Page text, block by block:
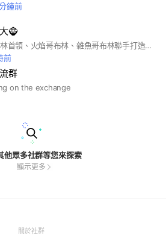
鐘前
🧌
幣圈山洞由哥布林首領、火焰哥布林、雜魚哥布林聯手打造，提供對 加密貨幣、投資理財、AI 等財富秘寶的討論空間。哥布林抱團取暖，一起變強！ #迷因 #加密貨幣 #土狗 #交易 #鏈上 #DEX
前
群
on the exchange
他眾多社群等您來探索
顯示更多
關於社群(Open